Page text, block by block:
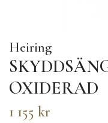
Heiring
OXIDERAD
1 155 kr